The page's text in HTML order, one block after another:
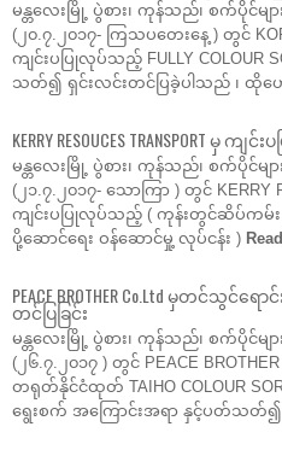
မန္တလေးမြို့ ပွဲစား၊ ကုန်သည်၊ စက်ပိုင်
(၂၀.၇.၂၀၁၇- ကြသပတေးနေ့ ) တွင်
ကျင်းပပြုလုပ်သည့် FULLY COLOUR
သတ်၍ ရှင်းလင်းတင်ပြခဲ့ပါသည် ၊ ထိုဟေ
KERRY RESOUCES TRANSPORT
မန္တလေးမြို့ ပွဲစား၊ ကုန်သည်၊ စက်ပိုင်
(၂၁.၇.၂၀၁၇- သောကြာ ) တွင် KERRY
ကျင်းပပြုလုပ်သည့် ( ကုန်းတွင်ဆိပ်ကမ်
ပို့ဆောင်ရေး ဝန်ဆောင်မှု့ လုပ်ငန်း )
PEACE BROTHER Co.Ltd မှတင်သွင်
တင်ပြခြင်း
မန္တလေးမြို့ ပွဲစား၊ ကုန်သည်၊ စက်ပိုင်
(၂၆.၇.၂၀၁၇ ) တွင် PEACE
တရုတ်နိုင်ငံထုတ် TAIHO COLOUR
ရွေးစက် အကြောင်းအရာ နှင့်ပတ်သတ်၍ ရှ